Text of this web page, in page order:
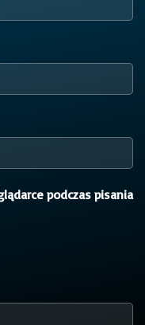
podczas pisania